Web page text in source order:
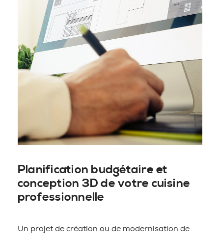
Planification budgétaire et
conception 3D de votre cuisine
professionnelle
Un projet de création ou de modernisation de